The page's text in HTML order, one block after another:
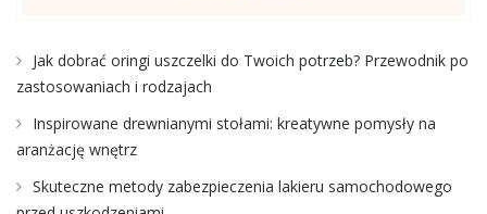
Jak dobrać oringi uszczelki do Twoich potrzeb? Przewodnik po
zastosowaniach i rodzajach
Inspirowane drewnianymi stołami: kreatywne pomysły na
aranżację wnętrz
Skuteczne metody zabezpieczenia lakieru samochodowego